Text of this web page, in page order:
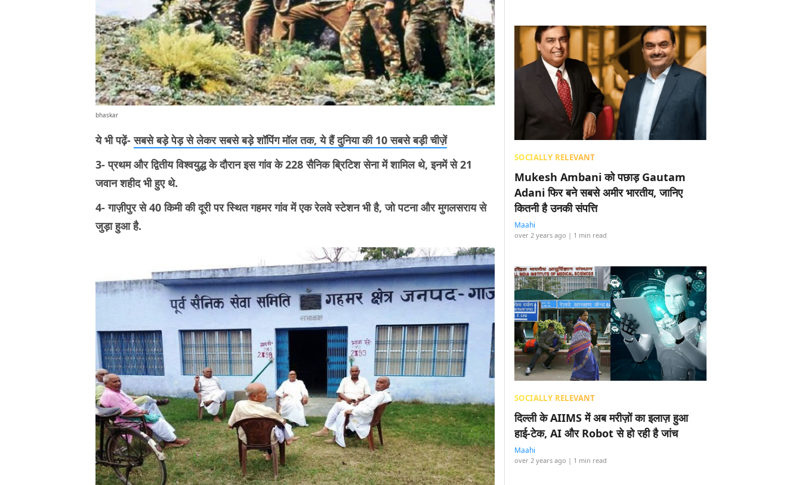
bhaskar
ये भी पढ़ें-सबसे बड़े पेड़ से लेकर सबसे बड़े शॉपिंग मॉल तक, ये हैं दुनिया की 10 सबसे बड़ी चीज़ें
3- प्रथम और द्वितीय विश्वयुद्ध के दौरान इस गांव के 228 सैनिक ब्रिटिश सेना में शामिल थे, इनमें से 21
जवान शहीद भी हुए थे.
4- गाज़ीपुर से 40 किमी की दूरी पर स्थित गहमर गांव में एक रेलवे स्टेशन भी है, जो पटना और मुगलसराय से
जुड़ा हुआ है.
SOCIALLY RELEVANT
Mukesh Ambani को पछाड़ Gautam
Adani फिर बने सबसे अमीर भारतीय, जानिए
कितनी है उनकी संपत्ति
Maahi
over 2 years ago | 1 min read
SOCIALLY RELEVANT
दिल्ली के AIIMS में अब मरीज़ों का इलाज़ हुआ
हाई-टेक, AI और Robot से हो रही है जांच
Maahi
over 2 years ago | 1 min read